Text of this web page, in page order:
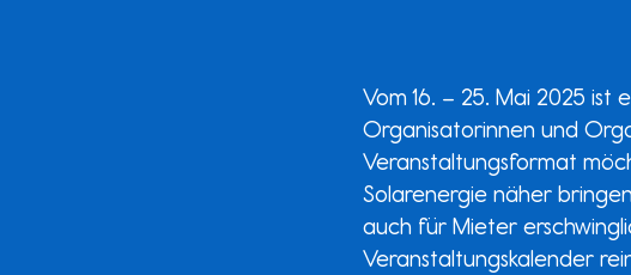
Vom 16. – 25. Mai 2025 ist
Organisatorinnen und
Veranstaltungsformat
Solarenergie näher
auch für Mieter
Veranstaltungskalender